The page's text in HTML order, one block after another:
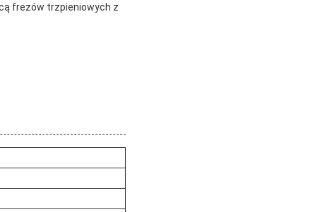
frezów trzpieniowych z